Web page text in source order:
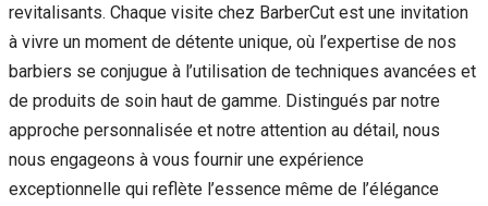
revitalisants. Chaque visite chez BarberCut est une invitation
à vivre un moment de détente unique, où l’expertise de nos
barbiers se conjugue à l’utilisation de techniques avancées et
de produits de soin haut de gamme. Distingués par notre
approche personnalisée et notre attention au détail, nous
nous engageons à vous fournir une expérience
exceptionnelle qui reflète l’essence même de l’élégance